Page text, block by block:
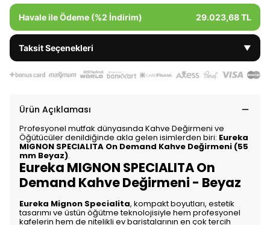
Havale ile Ödeme (%2 İndirim) 29.023,68 TL
Taksit Seçenekleri ▼
Ürün Açıklaması
Profesyonel mutfak dünyasında Kahve Değirmeni ve
Öğütücüler denildiğinde akla gelen isimlerden biri: Eureka
MIGNON SPECIALITA On Demand Kahve Değirmeni (55
mm Beyaz).
Eureka MIGNON SPECIALITA On
Demand Kahve Değirmeni - Beyaz
Eureka Mignon Specialita, kompakt boyutları, estetik
tasarımı ve üstün öğütme teknolojisiyle hem profesyonel
kafelerin hem de nitelikli ev baristalarının en çok tercih